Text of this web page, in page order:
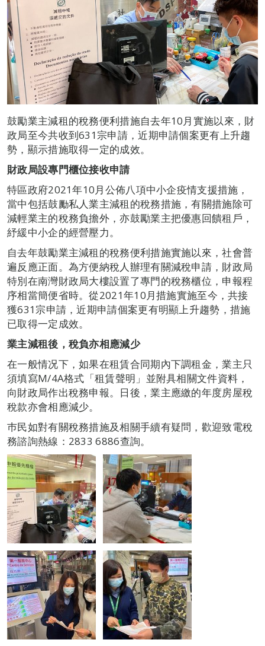
鼓勵業主減租的稅務便利措施自去年10月實施以來，財
政局至今共收到631宗申請，近期申請個案更有上升趨
勢，顯示措施取得一定的成效。
財政局設專門櫃位接收申請
特區政府2021年10月公佈八項中小企疫情支援措施，
當中包括鼓勵私人業主減租的稅務措施，有關措施除可
減輕業主的稅務負擔外，亦鼓勵業主把優惠回饋租戶，
紓緩中小企的經營壓力。
自去年鼓勵業主減租的稅務便利措施實施以來，社會普
遍反應正面。為方便納稅人辦理有關減稅申請，財政局
特別在南灣財政局大樓設置了專門的稅務櫃位，申報程
序相當簡便省時。從2021年10月措施實施至今，共接
獲631宗申請，近期申請個案更有明顯上升趨勢，措施
已取得一定成效。
業主減租後，稅負亦相應減少
在一般情况下，如果在租賃合同期內下調租金，業主只
須填寫M/4A格式「租賃聲明」並附具相關文件資料，
向財政局作出稅務申報。日後，業主應繳的年度房屋稅
稅款亦會相應減少。
巿民如對有關稅務措施及相關手續有疑問，歡迎致電稅
務諮詢熱線：2833 6886查詢。